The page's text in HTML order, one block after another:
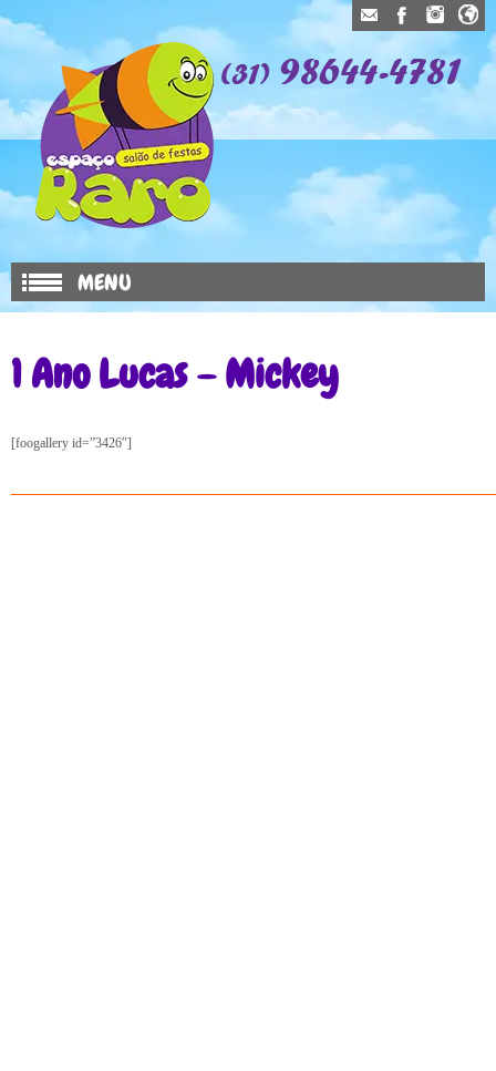
MENU
1 Ano Lucas – Mickey
[foogallery id=”3426″]